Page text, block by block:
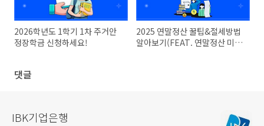
2026학년도 1학기 1차 주거안
정장학금 신청하세요!
2025 연말정산 꿀팁&절세방법
알아보기(FEAT. 연말정산 미리
댓글
IBK기업은행